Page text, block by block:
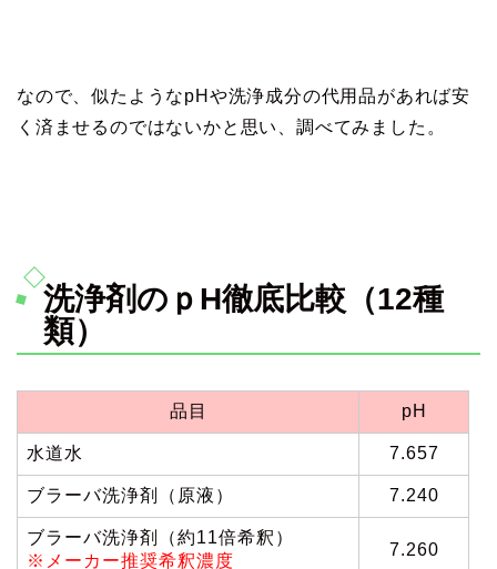
なので、似たようなpHや洗浄成分の代用品があれば安
く済ませるのではないかと思い、調べてみました。
洗浄剤のｐH徹底比較（12種
類）
品目 pH
水道水 7.657
ブラーバ洗浄剤（原液） 7.240
ブラーバ洗浄剤（約11倍希釈）
※メーカー推奨希釈濃度
7.260